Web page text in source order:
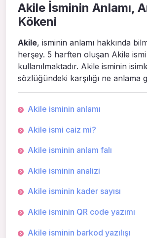
Akile İsminin Anlamı,
Kökeni
Akile, isminin anlamı hakkında
herşey. 5 harften oluşan Akile
kullanılmaktadır. Akile isminin
sözlüğündeki karşılığı ne anlama
Akile isminin anlamı
Akile ismi caiz mi?
Akile isminin anlam falı
Akile isminin analizi
Akile isminin kader sayısı
Akile isminin QR code yazımı
Akile isminin barkod yazılışı